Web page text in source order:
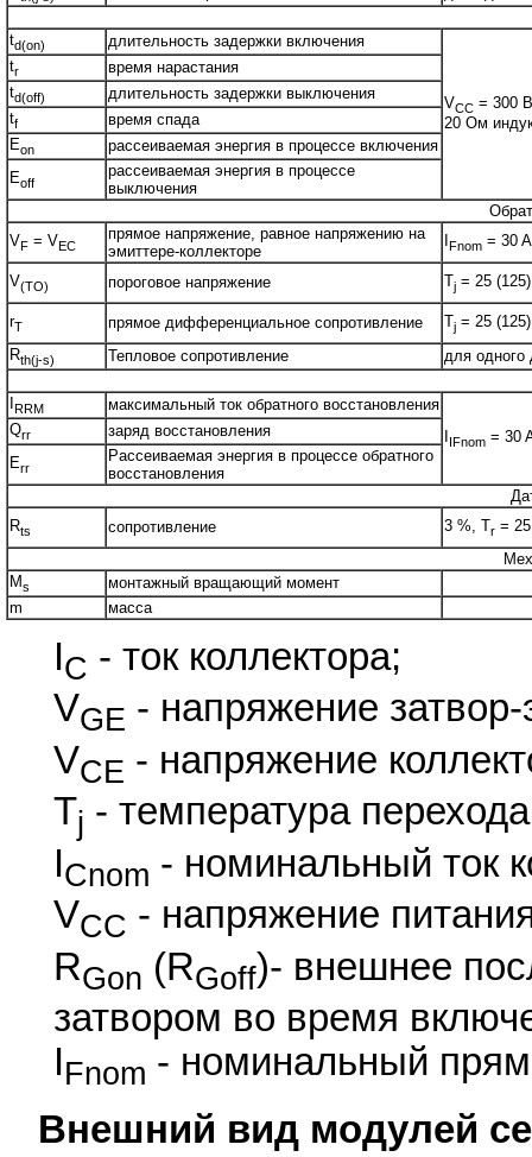
td(on) длительность задержки включения
VCC = 300
20 Ом
tr
время нарастания
td(off)
длительность задержки выключения
tf
время спада
Eon
рассеиваемая энергия в процессе включения
Eoff
рассеиваемая энергия в процессе
выключения
VF = VEC
прямое напряжение, равное напряжению на
эмиттере-коллекторе
IFnom = 30
V(TO) пороговое напряжение Tj = 25 (125)
rT прямое дифференциальное сопротивление Tj = 25 (125)
Rth(j-s) Тепловое сопротивление для одного
IRRM
максимальный ток обратного восстановления
IIFnom = 30
Qrr
заряд восстановления
Err
Рассеиваемая энергия в процессе обратного
восстановления
Rts сопротивление 3 %, Tr =
Ms
монтажный вращающий момент
m
масса
IC - ток коллектора;
VGE - напряжение
VCE - напряжение
Tj - температура
ICnom - номинальный ток
VCC - напряжение
RGon (RGoff)- внешнее
затвором во время
IFnom - номинальный
Внешний вид модулей